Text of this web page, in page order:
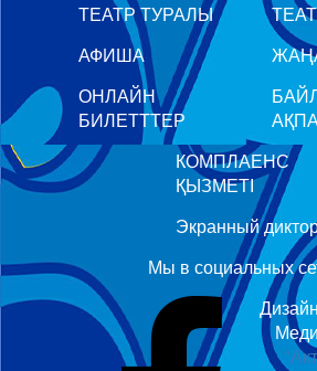
ТЕАТР ТУРАЛЫ
АФИША
ОНЛАЙН
БИЛЕТТТЕР
КОМПЛАЕНС
ҚЫЗМЕТІ
Экранный
Мы в социальных